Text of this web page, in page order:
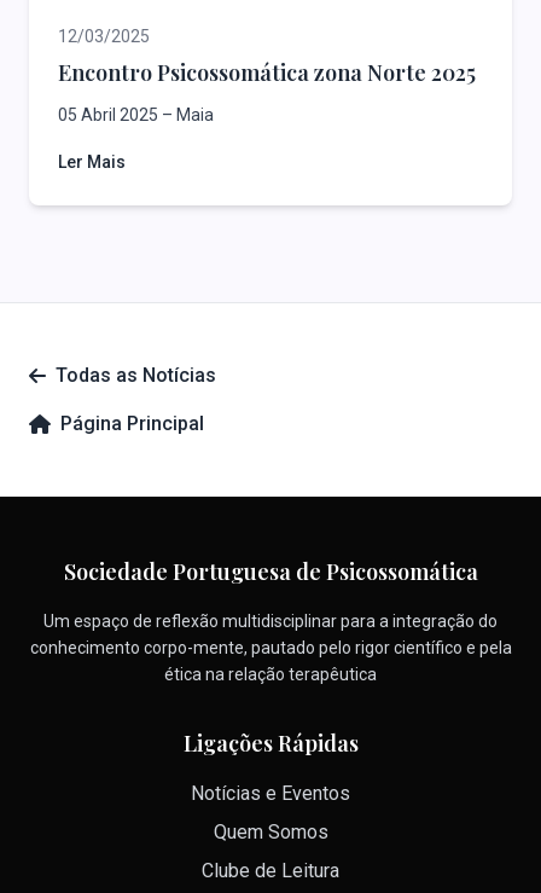
12/03/2025
Encontro Psicossomática zona Norte 2025
05 Abril 2025 – Maia
Ler Mais
Todas as Notícias
Página Principal
Sociedade Portuguesa de Psicossomática
Um espaço de reflexão multidisciplinar para a integração do
conhecimento corpo-mente, pautado pelo rigor científico e pela
ética na relação terapêutica
Ligações Rápidas
Notícias e Eventos
Quem Somos
Clube de Leitura